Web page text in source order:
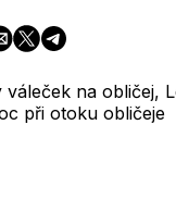
váleček na obličej,
při otoku obličeje